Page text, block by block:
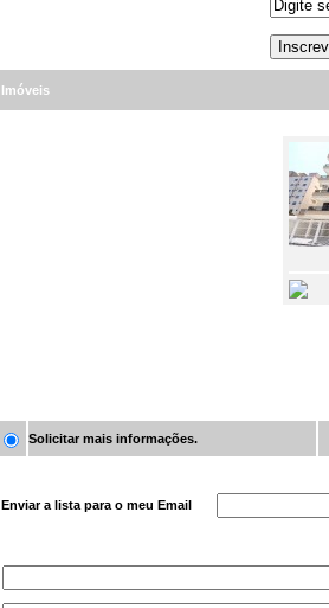
Imóveis
Solicitar mais informações.
Enviar a lista para o meu Email